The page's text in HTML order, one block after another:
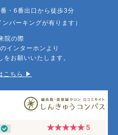
・6番出口から徒歩3分
パーキングが有ります）
院の際
インターホンより
お願いいたします。
こちら ▶︎